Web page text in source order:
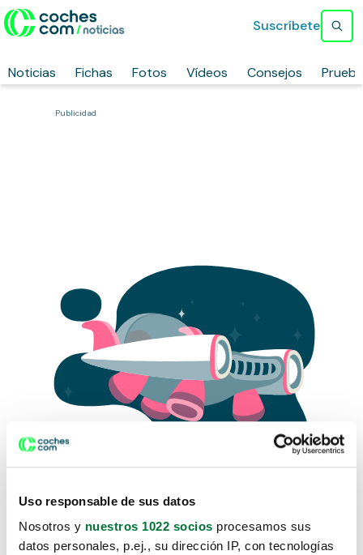
Uso responsable de sus datos
Nosotros y nuestros 1022 socios procesamos sus
datos personales, p.ej., su dirección IP, con tecnologías
Noticias Fichas Fotos Vídeos Consejos
Suscríbete
Publicidad